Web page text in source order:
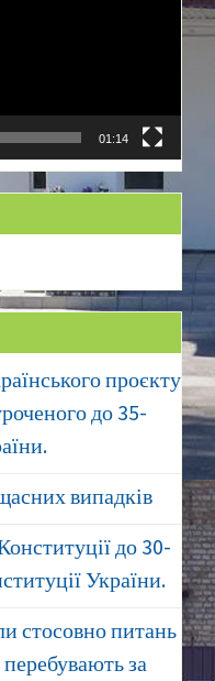
01:14
проєкту
до 35-
випадків
до 30-
України.
стосовно питань
за